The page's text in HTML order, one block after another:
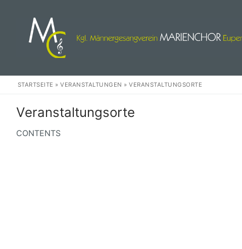
springen
STARTSEITE »VERANSTALTUNGEN »VERANSTALTUNGSORTE
Veranstaltungsorte
CONTENTS